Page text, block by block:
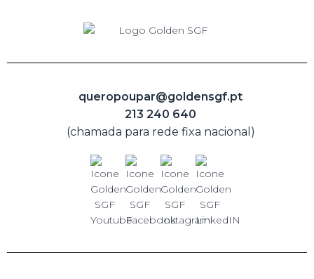
queropoupar@goldensgf.pt
213 240 640
(chamada para rede fixa nacional)